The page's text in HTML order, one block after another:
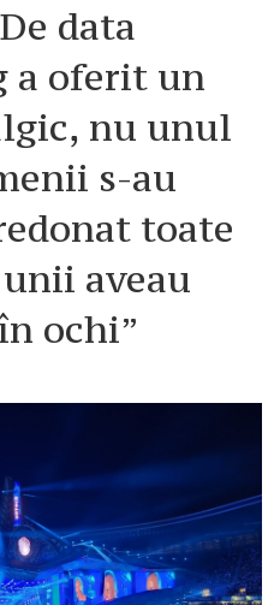
data
a oferit un
nu unul
s-au
toate
aveau
ochi”